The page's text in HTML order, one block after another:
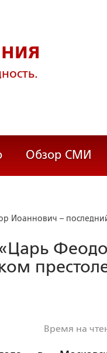
Обзор СМИ
Иоаннович –
Время на